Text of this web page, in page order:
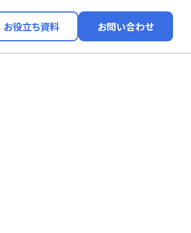
お役立ち資料 お問い合わせ